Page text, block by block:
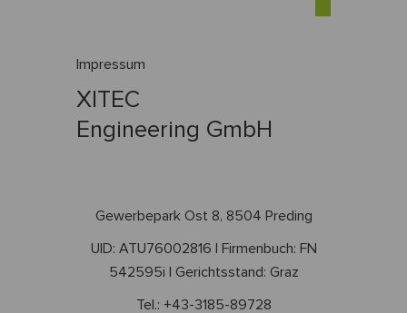
Impressum
XITEC
Engineering GmbH
Gewerbepark Ost 8, 8504 Preding
UID: ATU76002816 | Firmenbuch: FN
542595i | Gerichtsstand: Graz
Tel.: +43-3185-89728